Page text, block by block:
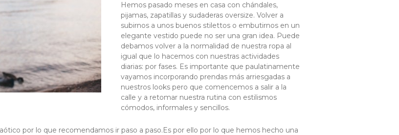
Hemos pasado meses en casa con chándales,
pijamas, zapatillas y sudaderas oversize. Volver a
subirnos a unos buenos stilettos o embutirnos en un
elegante vestido puede no ser una gran idea. Puede
debamos volver a la normalidad de nuestra ropa al
igual que lo hacemos con nuestras actividades
diarias: por fases. Es importante que paulatinamente
vayamos incorporando prendas más arriesgadas a
nuestros looks pero que comencemos a salir a la
calle y a retomar nuestra rutina con estilismos
cómodos, informales y sencillos.
por lo que recomendamos ir paso a paso.Es por ello por lo que hemos hecho una